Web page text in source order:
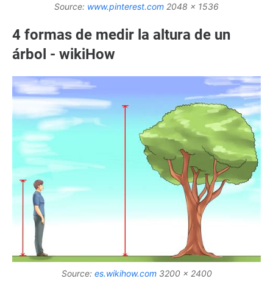
Source: www.pinterest.com 2048 x 1536
4 formas de medir la altura de un
árbol - wikiHow
Source: es.wikihow.com3200 x 2400